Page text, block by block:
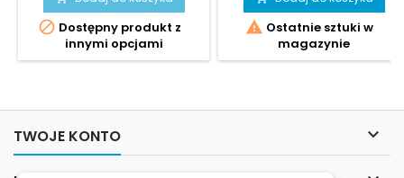
 Dostępny produkt z
innymi opcjami
 Ostatnie sztuki w
magazynie
TWOJE KONTO 